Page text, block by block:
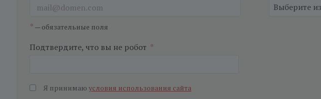
* — обязательные поля
Подтвердите, что вы не робот *
Я принимаю условия использования сайта